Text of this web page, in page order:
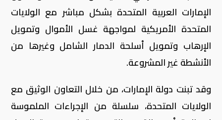
الإمارات العربية المتحدة بشكل مباشر مع الولايات
المتحدة الأمريكية لمواجهة غسل الأموال وتمويل
الإرهاب وتمويل أسلحة الدمار الشامل وغيرها من
الأنشطة غير المشروعة.
وقد تبنت دولة الإمارات، من خلال التعاون الوثيق مع
الولايات المتحدة، سلسلة من الإجراءات الملموسة